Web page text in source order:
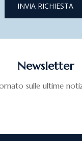
INVIA RICHIESTA
Newsletter
sulle ultime